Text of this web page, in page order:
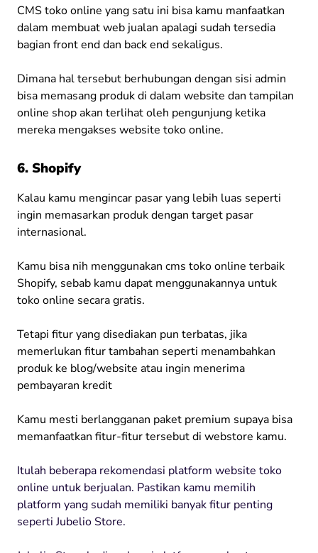
CMS toko online yang satu ini bisa kamu manfaatkan
dalam membuat web jualan apalagi sudah tersedia
bagian front end dan back end sekaligus.
Dimana hal tersebut berhubungan dengan sisi admin
bisa memasang produk di dalam website dan tampilan
online shop akan terlihat oleh pengunjung ketika
mereka mengakses website toko online.
6. Shopify
Kalau kamu mengincar pasar yang lebih luas seperti
ingin memasarkan produk dengan target pasar
internasional.
Kamu bisa nih menggunakan cms toko online terbaik
Shopify, sebab kamu dapat menggunakannya untuk
toko online secara gratis.
Tetapi fitur yang disediakan pun terbatas, jika
memerlukan fitur tambahan seperti menambahkan
produk ke blog/website atau ingin menerima
pembayaran kredit
Kamu mesti berlangganan paket premium supaya bisa
memanfaatkan fitur-fitur tersebut di webstore kamu.
Itulah beberapa rekomendasi platform website toko
online untuk berjualan. Pastikan kamu memilih
platform yang sudah memiliki banyak fitur penting
seperti Jubelio Store.